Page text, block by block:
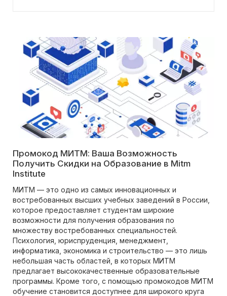
Промокод МИТМ: Ваша Возможность
Получить Скидки на Образование в Mitm
Institute
МИТМ — это одно из самых инновационных и
востребованных высших учебных заведений в России,
которое предоставляет студентам широкие
возможности для получения образования по
множеству востребованных специальностей.
Психология, юриспруденция, менеджмент,
информатика, экономика и строительство — это лишь
небольшая часть областей, в которых МИТМ
предлагает высококачественные образовательные
программы. Кроме того, с помощью промокодов МИТМ
обучение становится доступнее для широкого круга